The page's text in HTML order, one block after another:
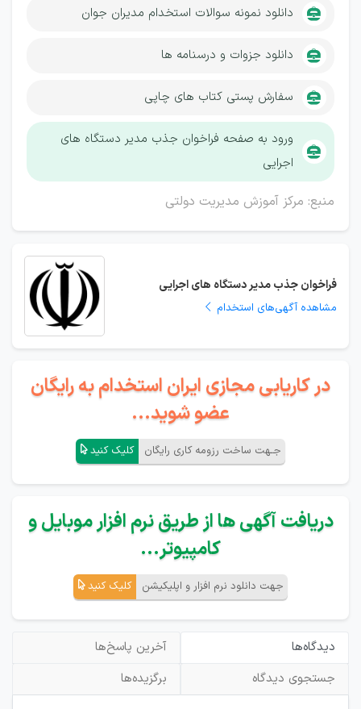
دانلود نمونه سوالات استخدام مدیران جوان
دانلود جزوات و درسنامه ها
سفارش پستی کتاب های چاپی
ورود به صفحه فراخوان جذب مدیر دستگاه های
اجرایی
منبع: مرکز آموزش مدیریت دولتی
فراخوان جذب مدیر دستگاه های اجرایی
مشاهده آگهی‌های استخدام
در کاریابی مجازی ایران استخدام به رایگان
عضو شوید...
جـهت ساخت رزومه کاری رایگان کلیک کنید
دریافت آگهی ها از طریق نرم افزار موبایل و
کامپیوتر...
جهت دانلود نرم افزار و اپلیکیشن کلیک کنید
دیدگاه‌ها
آخرین پاسخ‌ها
جستجوی دیدگاه
برگزیده‌ها